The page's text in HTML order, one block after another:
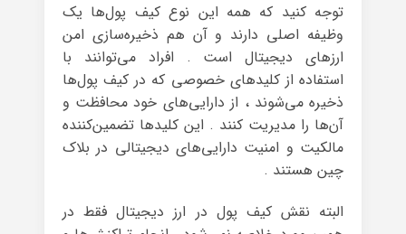
توجه کنید که همه این نوع کیف پول‌ها یک
وظیفه اصلی دارند و آن هم ذخیره‌سازی امن
ارزهای دیجیتال است . افراد می‌توانند با
استفاده از کلیدهای خصوصی که در کیف پول‌ها
ذخیره می‌شوند ، از دارایی‌های خود محافظت و
آن‌ها را مدیریت کنند . این کلیدها تضمین‌کننده
مالکیت و امنیت دارایی‌های دیجیتالی در بلاک
چین هستند .
البته نقش کیف پول در ارز دیجیتال فقط در